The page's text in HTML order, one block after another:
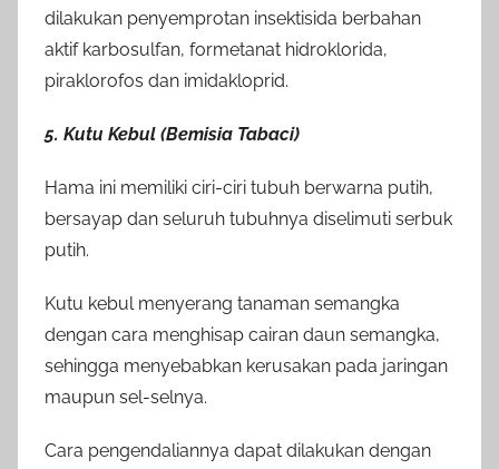
dilakukan penyemprotan insektisida berbahan
aktif karbosulfan, formetanat hidroklorida,
piraklorofos dan imidakloprid.
5. Kutu Kebul (Bemisia Tabaci)
Hama ini memiliki ciri-ciri tubuh berwarna putih,
bersayap dan seluruh tubuhnya diselimuti serbuk
putih.
Kutu kebul menyerang tanaman semangka
dengan cara menghisap cairan daun semangka,
sehingga menyebabkan kerusakan pada jaringan
maupun sel-selnya.
Cara pengendaliannya dapat dilakukan dengan